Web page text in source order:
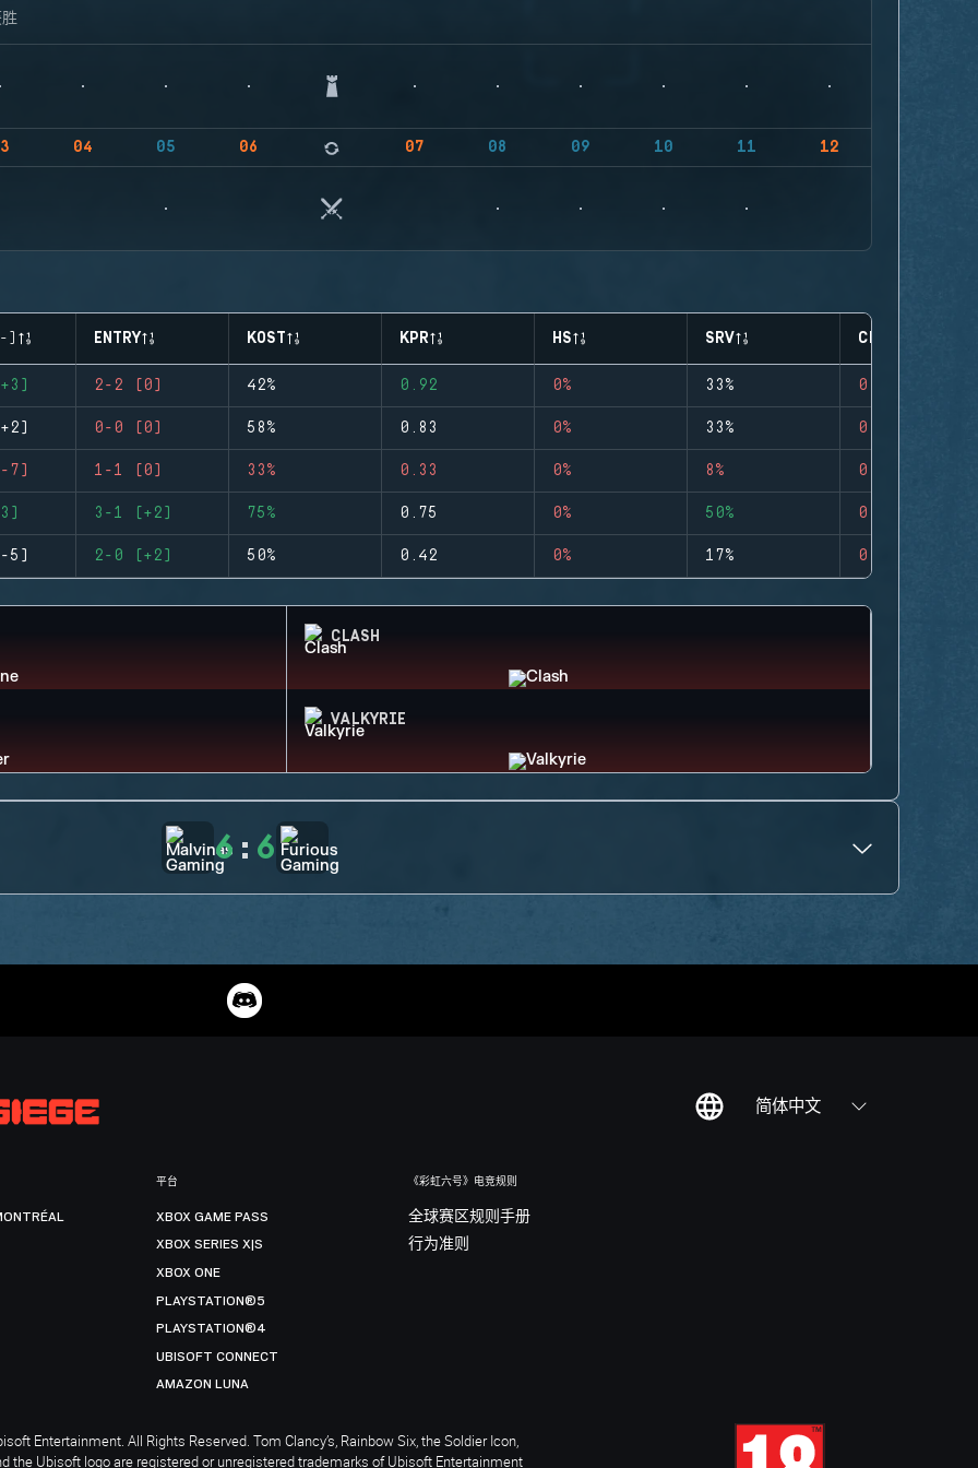
04 05 06 07 08 09 10 11 12
ENTRY KOST KPR HS SRV CLUTCHES
2-2 (0) 42% 0.92 0% 33% 0
0-0 (0) 58% 0.83 0% 33% 0
7) 1-1 (0) 33% 0.33 0% 8% 0
3-1 (+2) 75% 0.75 0% 50% 0
5) 2-0 (+2) 50% 0.42 0% 17% 0
CLASH
VALKYRIE
6 : 6
简体中文
平台
XBOX GAME PASS
XBOX SERIES X|S
XBOX ONE
PLAYSTATION®5
PLAYSTATION®4
UBISOFT CONNECT
AMAZON LUNA
《彩虹六号》电竞规则
全球赛区规则手册
行为准则
Entertainment. All Rights Reserved. Tom Clancy’s, Rainbow Six, the Soldier Icon,
the Ubisoft logo are registered or unregistered trademarks of Ubisoft Entertainment